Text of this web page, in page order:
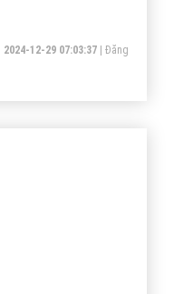
2024-12-30 02:16:50 | Đăng